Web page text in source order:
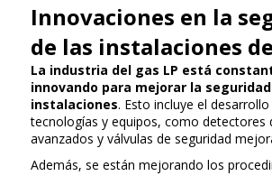
Innovaciones en la
de las instalaciones
La industria del gas LP está
innovando para mejorar la
instalaciones. Esto incluye el
tecnologías y equipos, como detectores
avanzados y válvulas de seguridad
Además, se están mejorando los